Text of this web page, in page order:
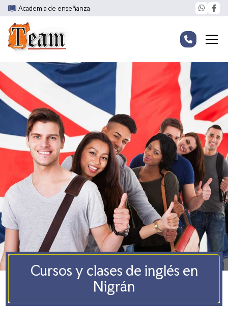
Academia de enseñanza
Inicio
Profesorado
Idiomas
Apoyo escolar
Universitarios
Informática
Contacto
986 366 400 Whatsapp
Facebook
Cursos y clases de inglés en
Nigrán